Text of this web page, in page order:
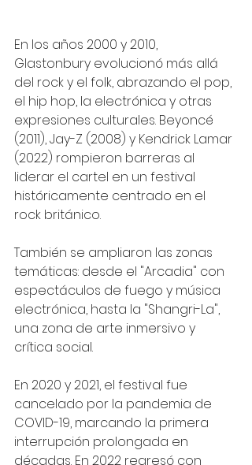
En los años 2000 y 2010,
Glastonbury evolucionó más allá
del rock y el folk, abrazando el pop,
el hip hop, la electrónica y otras
expresiones culturales. Beyoncé
(2011), Jay-Z (2008) y Kendrick Lamar
(2022) rompieron barreras al
liderar el cartel en un festival
históricamente centrado en el
rock británico.
También se ampliaron las zonas
temáticas: desde el "Arcadia" con
espectáculos de fuego y música
electrónica, hasta la "Shangri-La",
una zona de arte inmersivo y
crítica social.
En 2020 y 2021, el festival fue
cancelado por la pandemia de
COVID-19, marcando la primera
interrupción prolongada en
décadas. En 2022 regresó con